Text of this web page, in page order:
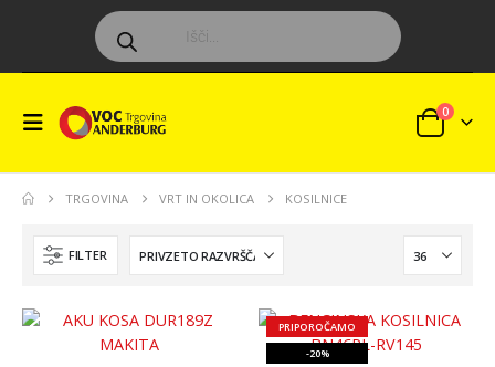
0
TRGOVINA VRT IN OKOLICA KOSILNICE
FILTER
PRIPOROČAMO
-20%